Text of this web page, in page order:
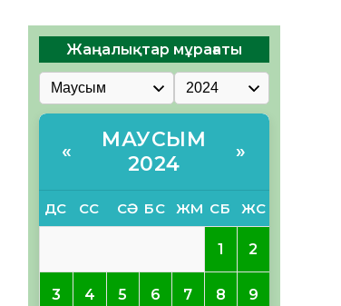
Жаңалықтар мұрағаты
«
МАУСЫМ
2024
»
ДС СС СӘ БС ЖМ СБ ЖС
1 2
3 4 5 6 7 8 9